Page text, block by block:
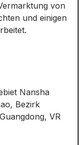
von
und einigen
Nansha
Bezirk
VR